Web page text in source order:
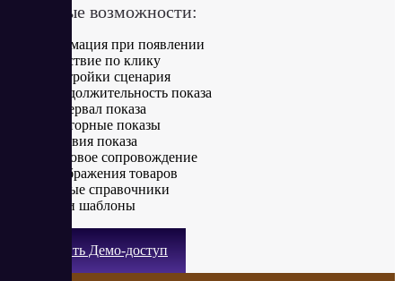
Ключевые возможности:
Анимация при появлении
Действие по клику
Настройки сценария
Продолжительность показа
Интервал показа
Повторные показы
Условия показа
Звуковое сопровождение
Изображения товаров
Умные справочники
Свои шаблоны
Получить Демо-доступ